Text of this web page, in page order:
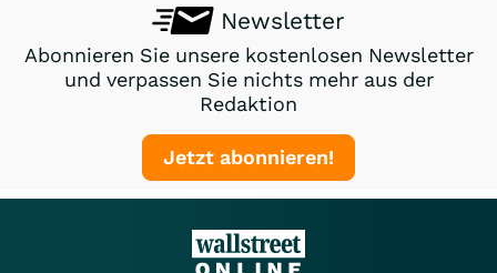
Newsletter
Abonnieren Sie unsere kostenlosen Newsletter
und verpassen Sie nichts mehr aus der
Redaktion
Jetzt abonnieren!